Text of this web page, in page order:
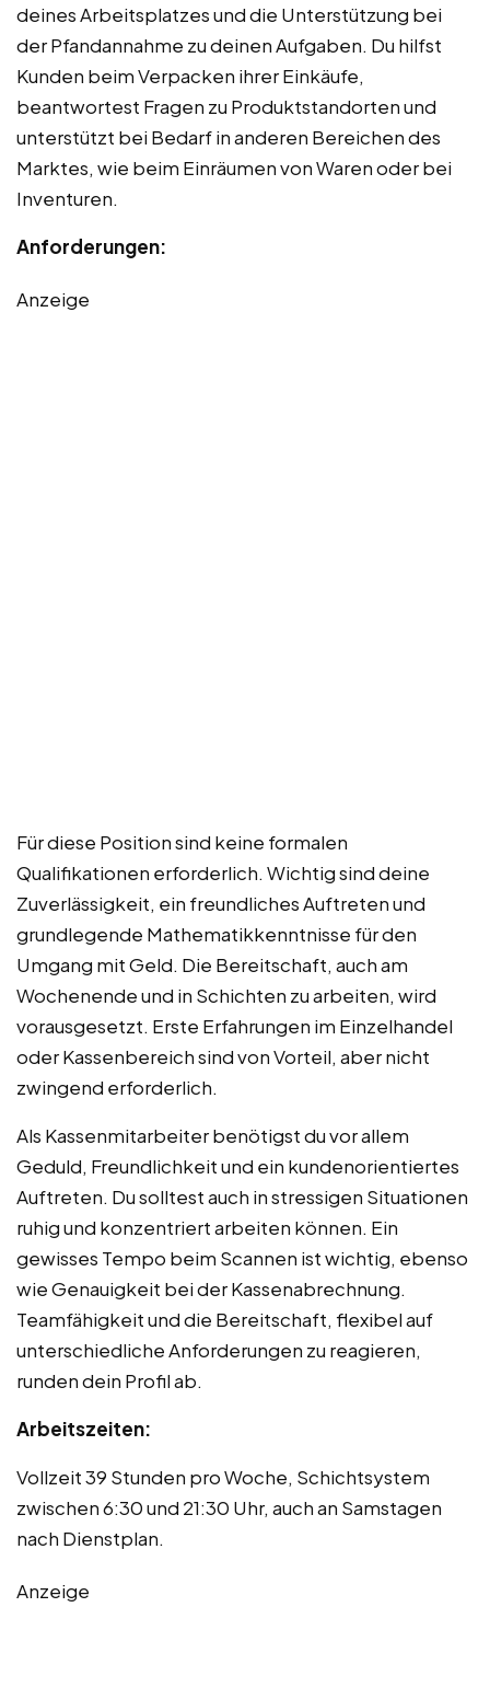
deines Arbeitsplatzes und die Unterstützung bei
der Pfandannahme zu deinen Aufgaben. Du hilfst
Kunden beim Verpacken ihrer Einkäufe,
beantwortest Fragen zu Produktstandorten und
unterstützt bei Bedarf in anderen Bereichen des
Marktes, wie beim Einräumen von Waren oder bei
Inventuren.
Anforderungen:
Anzeige
Für diese Position sind keine formalen
Qualifikationen erforderlich. Wichtig sind deine
Zuverlässigkeit, ein freundliches Auftreten und
grundlegende Mathematikkenntnisse für den
Umgang mit Geld. Die Bereitschaft, auch am
Wochenende und in Schichten zu arbeiten, wird
vorausgesetzt. Erste Erfahrungen im Einzelhandel
oder Kassenbereich sind von Vorteil, aber nicht
zwingend erforderlich.
Als Kassenmitarbeiter benötigst du vor allem
Geduld, Freundlichkeit und ein kundenorientiertes
Auftreten. Du solltest auch in stressigen Situationen
ruhig und konzentriert arbeiten können. Ein
gewisses Tempo beim Scannen ist wichtig, ebenso
wie Genauigkeit bei der Kassenabrechnung.
Teamfähigkeit und die Bereitschaft, flexibel auf
unterschiedliche Anforderungen zu reagieren,
runden dein Profil ab.
Arbeitszeiten:
Vollzeit 39 Stunden pro Woche, Schichtsystem
zwischen 6:30 und 21:30 Uhr, auch an Samstagen
nach Dienstplan.
Anzeige